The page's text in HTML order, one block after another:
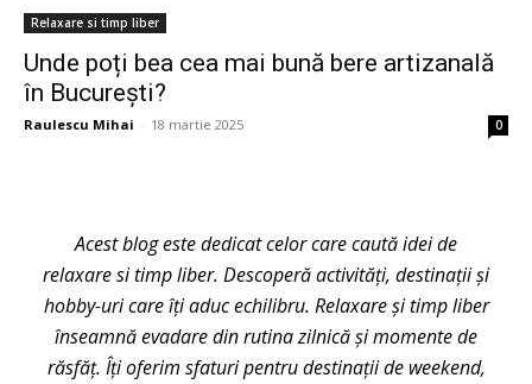
Relaxare si timp liber
Unde poți bea cea mai bună bere artizanală
în București?
Raulescu Mihai - 18 martie 2025 0
Acest blog este dedicat celor care caută idei de
relaxare si timp liber. Descoperă activități, destinații și
hobby-uri care îți aduc echilibru. Relaxare și timp liber
înseamnă evadare din rutina zilnică și momente de
răsfăț. Îți oferim sfaturi pentru destinații de weekend,